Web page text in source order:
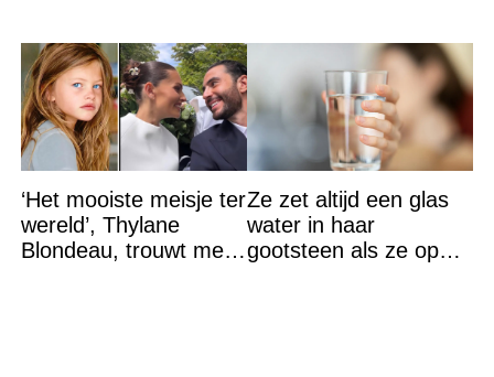
‘Het mooiste meisje ter
wereld’, Thylane
Blondeau, trouwt met
Ze zet altijd een glas
water in haar
gootsteen als ze op